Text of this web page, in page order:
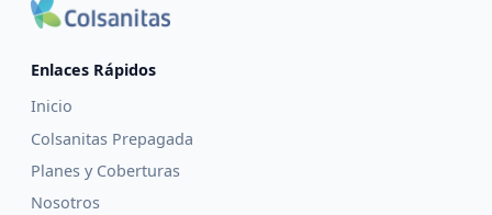
Enlaces Rápidos
Inicio
Colsanitas Prepagada
Planes y Coberturas
Nosotros